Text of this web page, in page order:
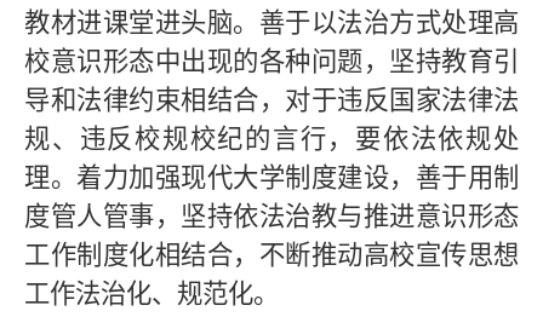
教材进课堂进头脑。善于以法治方式处理高
校意识形态中出现的各种问题，坚持教育引
导和法律约束相结合，对于违反国家法律法
规、违反校规校纪的言行，要依法依规处
理。着力加强现代大学制度建设，善于用制
度管人管事，坚持依法治教与推进意识形态
工作制度化相结合，不断推动高校宣传思想
工作法治化、规范化。